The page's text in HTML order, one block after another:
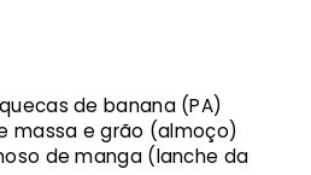
de banana (PA)
massa e grão (almoço)
de manga (lanche da